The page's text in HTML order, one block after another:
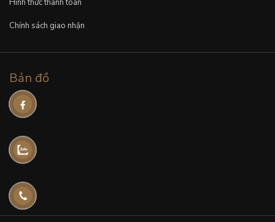
Hình thức thanh toán
Chính sách giao nhận
Bản đồ